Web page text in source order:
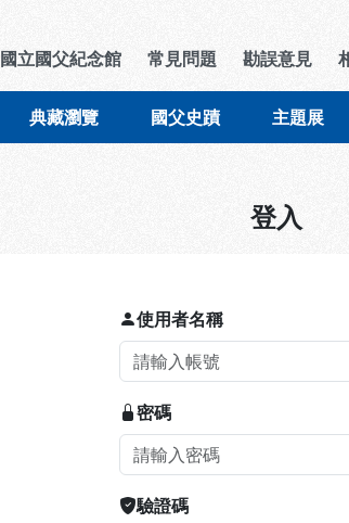
導覽列區塊
國立國父紀念館 常見問題 勘誤意見
典藏瀏覽 國父史蹟 主題展
登入
使用者名稱
密碼
驗證碼